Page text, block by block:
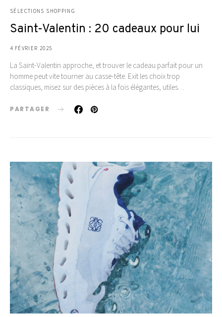
SÉLECTIONS SHOPPING
Saint-Valentin : 20 cadeaux pour lui
4 FÉVRIER 2025
La Saint-Valentin approche, et trouver le cadeau parfait pour un
homme peut vite tourner au casse-tête. Exit les choix trop
classiques, misez sur des pièces à la fois élégantes, utiles…
PARTAGER